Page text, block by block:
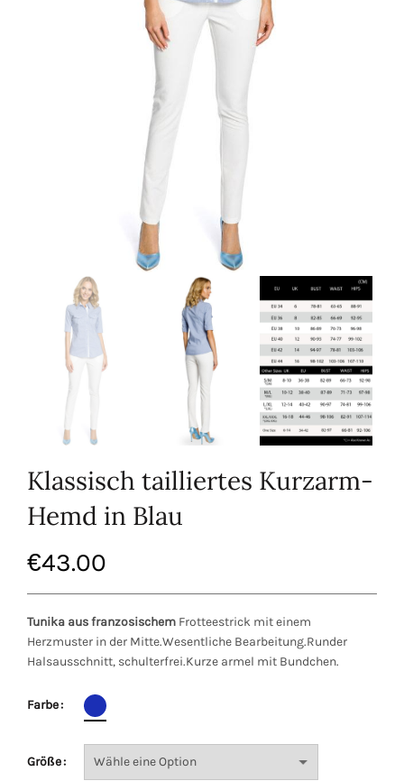
Klassisch tailliertes Kurzarm-
Hemd in Blau
€43.00
Tunika aus franzosischem Frotteestrick mit einem
Herzmuster in der Mitte.Wesentliche Bearbeitung.Runder
Halsausschnitt, schulterfrei.Kurze armel mit Bundchen.
Farbe
Größe